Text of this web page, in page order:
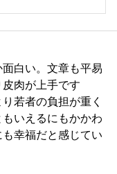
白い。文章も平易
肉が上手です
若者の負担が重く
いえるにもかかわ
幸福だと感じてい